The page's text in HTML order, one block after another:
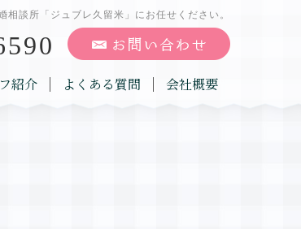
相談所「ジュブレ久留米」にお任せください。
紹介 よくある質問 会社概要